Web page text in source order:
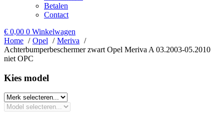
Betalen
Contact
€ 0,00 0 Winkelwagen
Home
Opel
Meriva
Achterbumperbeschermer zwart Opel Meriva A 03.2003-05.2010
niet OPC
Kies model​